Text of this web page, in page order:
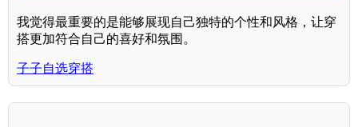
我觉得最重要的是能够展现自己独特的个性和风格，让穿
搭更加符合自己的喜好和氛围。
子子自选穿搭